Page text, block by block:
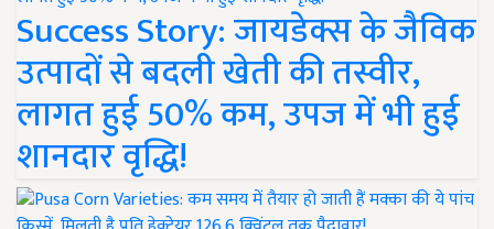
Success Story: जायडेक्स के जैविक
उत्पादों से बदली खेती की तस्वीर,
लागत हुई 50% कम, उपज में भी हुई
शानदार वृद्धि!